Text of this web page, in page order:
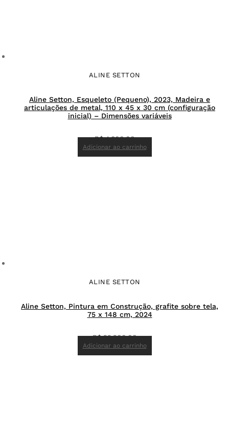
ALINE SETTON
Aline Setton, Esqueleto (Pequeno), 2023, Madeira e
articulações de metal, 110 x 45 x 30 cm (configuração
inicial) – Dimensões variáveis
R$4.800,00
Adicionar ao carrinho
ALINE SETTON
Aline Setton, Pintura em Construção, grafite sobre tela,
75 x 148 cm, 2024
R$22.200,00
Adicionar ao carrinho